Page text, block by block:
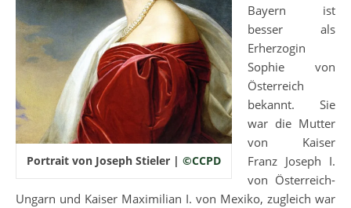
Portrait von Joseph Stieler | ©CCPD
Bayern ist
besser als
Erherzogin
Sophie von
Österreich
bekannt. Sie
war die Mutter
von Kaiser
Franz Joseph I.
von Österreich-
Ungarn und Kaiser Maximilian I. von Mexiko, zugleich war